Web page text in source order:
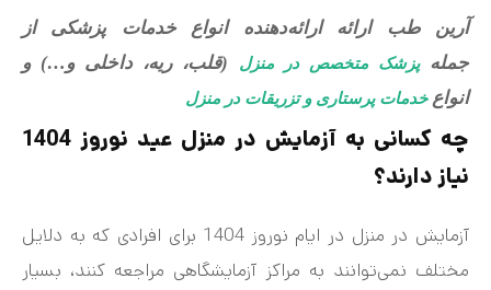
آرین طب ارائه ارائه‌دهنده انواع خدمات پزشکی از
جملهپزشک متخصص در منزل
(قلب، ریه، داخلی و…) و
انواعخدمات پرستاری و تزریقات در منزل
چه کسانی به آزمایش در منزل عید نوروز 1404
نیاز دارند؟
آزمایش در منزل در ایام نوروز 1404 برای افرادی که به دلایل
مختلف نمی‌توانند به مراکز آزمایشگاهی مراجعه کنند، بسیار